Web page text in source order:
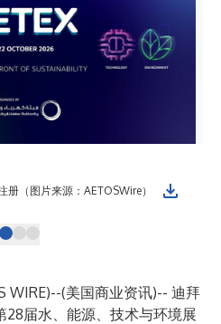
（图片来源：AETOSWire）
WIRE)--(美国商业资讯)-- 迪拜
28届水、能源、技术与环境展